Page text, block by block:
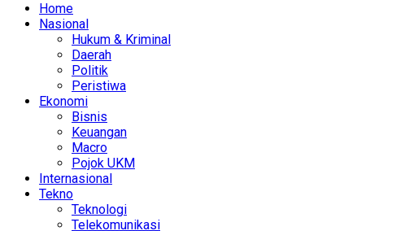
Home
Nasional
Hukum & Kriminal
Daerah
Politik
Peristiwa
Ekonomi
Bisnis
Keuangan
Macro
Pojok UKM
Internasional
Tekno
Teknologi
Telekomunikasi